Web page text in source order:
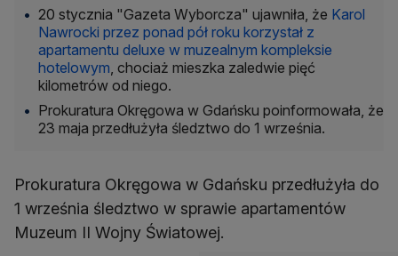
20 stycznia "Gazeta Wyborcza" ujawniła, że Karol
Nawrocki przez ponad pół roku korzystał z
apartamentu deluxe w muzealnym kompleksie
hotelowym, chociaż mieszka zaledwie pięć
kilometrów od niego.
Prokuratura Okręgowa w Gdańsku poinformowała, że
23 maja przedłużyła śledztwo do 1 września.
Prokuratura Okręgowa w Gdańsku przedłużyła do
1 września śledztwo w sprawie apartamentów
Muzeum II Wojny Światowej.